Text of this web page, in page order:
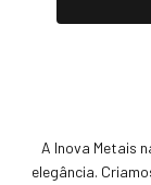
A Inova Metais
elegância.